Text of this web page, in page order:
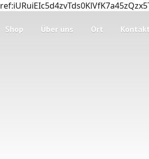
Shop Über uns Ort Kontakt